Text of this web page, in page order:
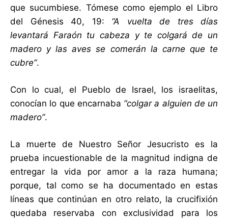
que sucumbiese. Tómese como ejemplo el Libro
del Génesis 40, 19: “A vuelta de tres días
levantará Faraón tu cabeza y te colgará de un
madero y las aves se comerán la carne que te
cubre”.
Con lo cual, el Pueblo de Israel, los israelitas,
conocían lo que encarnaba “colgar a alguien de un
madero”.
La muerte de Nuestro Señor Jesucristo es la
prueba incuestionable de la magnitud indigna de
entregar la vida por amor a la raza humana;
porque, tal como se ha documentado en estas
líneas que continúan en otro relato, la crucifixión
quedaba reservaba con exclusividad para los